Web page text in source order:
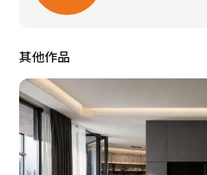
．整體空間布局明確，動線流暢
設計概念文字為【遇見設計】提
其他作品